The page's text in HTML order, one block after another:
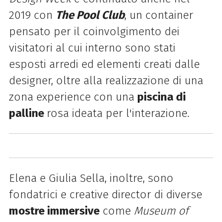
2019 con The Pool Club, un container
pensato per il coinvolgimento dei
visitatori al cui interno sono stati
esposti arredi ed elementi creati dalle
designer, oltre alla realizzazione di una
zona experience con una piscina di
palline rosa ideata per l'interazione.
Elena e Giulia Sella, inoltre, sono
fondatrici e creative director di diverse
mostre immersivecome Museum of